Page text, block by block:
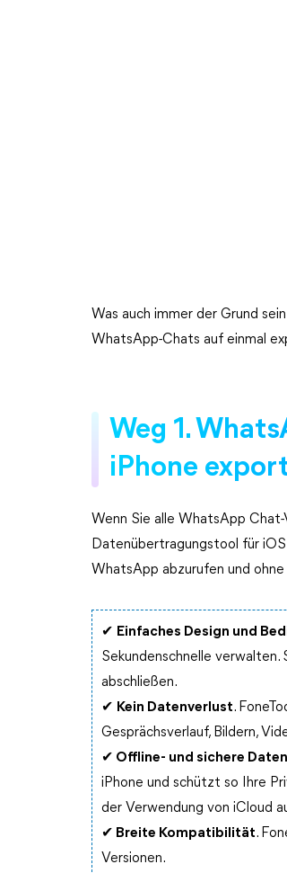
Was auch immer der Grund
WhatsApp-Chats auf einmal
Weg 1.
iPhone
Wenn Sie alle WhatsApp
Datenübertragungstool für
WhatsApp abzurufen und
✔ Einfaches Design und
Sekundenschnelle
abschließen.
✔ Kein Datenverlust.
Gesprächsverlauf, Bildern,
✔ Offline- und sichere
iPhone und schützt so Ihre
der Verwendung von iCloud
✔ Breite Kompatibilität.
Versionen.